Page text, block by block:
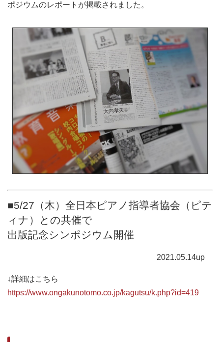
ポジウムのレポートが掲載されました。
■5/27（木）全日本ピアノ指導者協会（ピテ
ィナ）との共催で
出版記念シンポジウム開催
2021.05.14up
↓詳細はこちら
https://www.ongakunotomo.co.jp/kagutsu/k.php?id=419